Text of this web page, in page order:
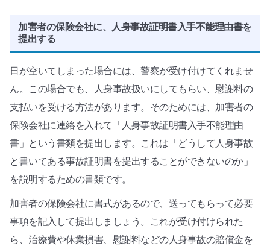
加害者の保険会社に、人身事故証明書入手不能理由書を
提出する
日が空いてしまった場合には、警察が受け付けてくれませ
ん。この場合でも、人身事故扱いにしてもらい、慰謝料の
支払いを受ける方法があります。そのためには、加害者の
保険会社に連絡を入れて「人身事故証明書入手不能理由
書」という書類を提出します。これは「どうして人身事故
と書いてある事故証明書を提出することができないのか」
を説明するための書類です。
加害者の保険会社に書式があるので、送ってもらって必要
事項を記入して提出しましょう。これが受け付けられた
ら、治療費や休業損害、慰謝料などの人身事故の賠償金を